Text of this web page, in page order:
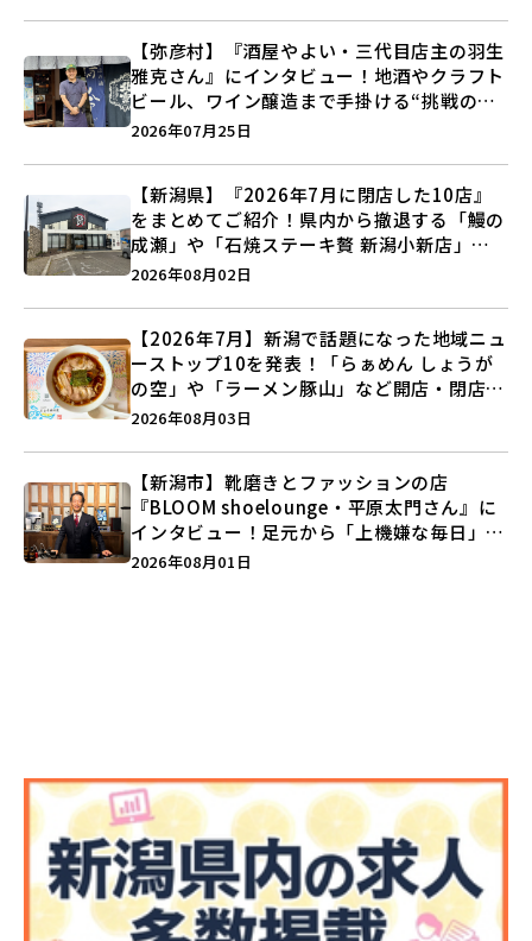
【弥彦村】『酒屋やよい・三代目店主の羽生
雅克さん』にインタビュー！地酒やクラフト
ビール、ワイン醸造まで手掛ける“挑戦の歴
史”に迫る♪
2026年07月25日
【新潟県】『2026年7月に閉店した10店』
をまとめてご紹介！県内から撤退する「鰻の
成瀬」や「石焼ステーキ贅 新潟小新店」が
営業に幕…。
2026年08月02日
【2026年7月】新潟で話題になった地域ニュ
ーストップ10を発表！「らぁめん しょうが
の空」や「ラーメン豚山」など開店・閉店の
注目記事をランキングでご紹介♪
2026年08月03日
【新潟市】靴磨きとファッションの店
『BLOOM shoelounge・平原太門さん』に
インタビュー！足元から「上機嫌な毎日」を
つくる装いの提案とは？
2026年08月01日